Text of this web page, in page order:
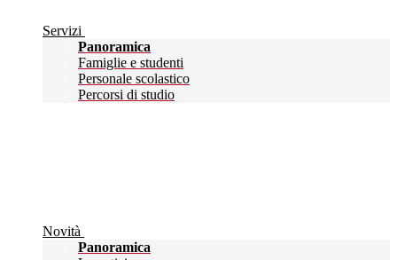
Servizi
Panoramica
Famiglie e studenti
Personale scolastico
Percorsi di studio
Novità
Panoramica